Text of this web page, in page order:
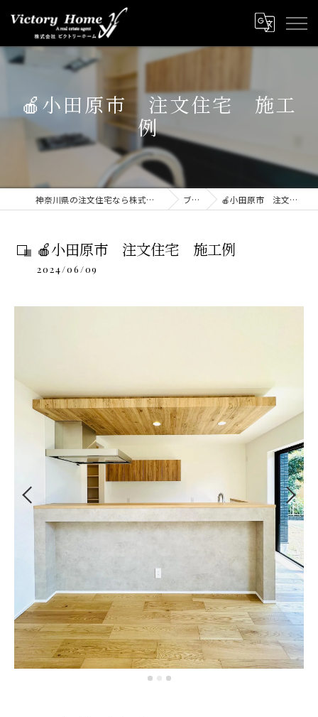
🍎小田原市 注文住宅 施工
例
神奈川県の注文住宅なら株式会社ビクトリーホーム ブログ 🍎小田原市 注文住宅 施工例
🍎小田原市 注文住宅 施工例
2024/06/09